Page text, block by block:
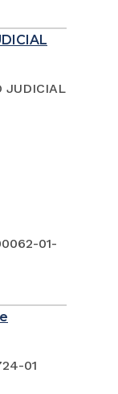
JUDICIAL
01-
01